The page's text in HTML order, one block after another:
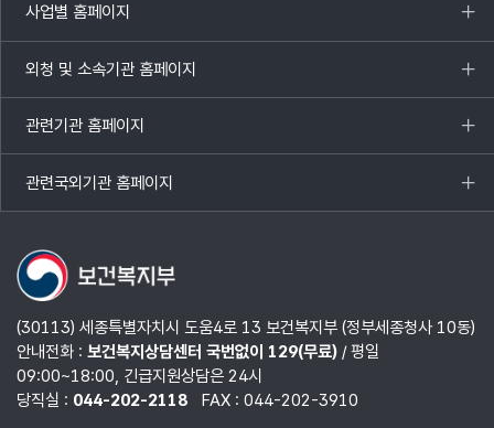
사업별 홈페이지
목록
열기
외청 및 소속기관 홈페이지
목록
열기
관련기관 홈페이지
목록
열기
관련국외기관 홈페이지
목록
열기
(30113) 세종특별자치시 도움4로 13 보건복지부 (정부세종청사 10동)
안내전화 : 보건복지상담센터 국번없이 129(무료)/ 평일
09:00~18:00, 긴급지원상담은 24시
당직실 : 044-202-2118 FAX : 044-202-3910